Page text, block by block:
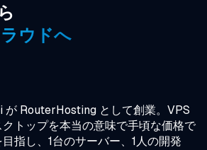
ウドへ
が RouterHosting として創業。VPS
トップを本当の意味で手頃な価格で
指し、1台のサーバー、1人の開発